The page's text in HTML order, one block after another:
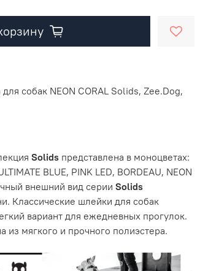
собак NEON CORAL Solids, Zee.Dog,
Solids представлена в моноцветах:
BLUE, PINK LED, BORDEAU, NEON
внешний вид серииSolids
Классические шлейки для собак
вариант для ежедневных прогулок.
из мягкого и прочного полиэстера.